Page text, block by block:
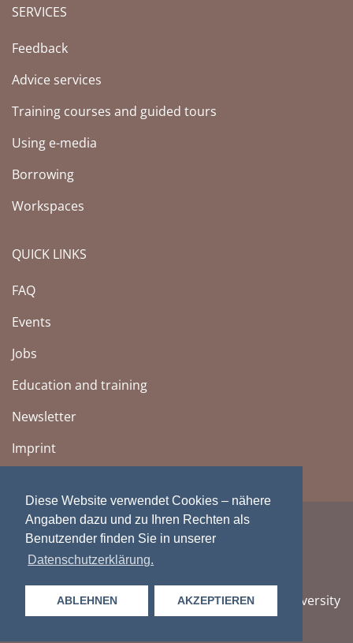
Diese Website verwendet Cookies – nähere
Angaben dazu und zu Ihren Rechten als
Benutzender finden Sie in unserer
Datenschutzerklärung.
ABLEHNEN AKZEPTIEREN
SERVICES
Feedback
Advice services
Training courses and guided tours
Using e-media
Borrowing
Workspaces
QUICK LINKS
FAQ
Events
Jobs
Education and training
Newsletter
Imprint
Zentralbibliothek Zürich | Cantonal, City and University
Library